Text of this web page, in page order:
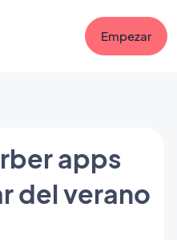
Empezar
apps
del verano